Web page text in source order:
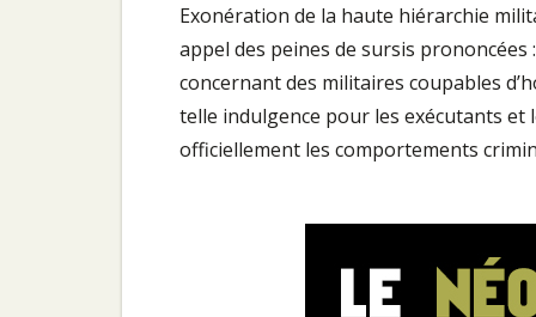
Exonération de la haute hiérarchie
appel des peines de sursis
concernant des militaires coupables
telle indulgence pour les exécutants et
officiellement les comportements